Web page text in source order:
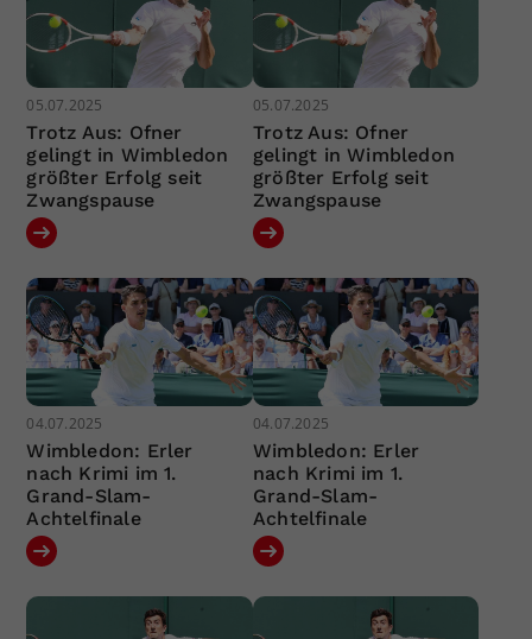
05.07.2025
Trotz Aus: Ofner
gelingt in Wimbledon
größter Erfolg seit
Zwangspause
05.07.2025
Trotz Aus: Ofner
gelingt in Wimbledon
größter Erfolg seit
Zwangspause
04.07.2025
Wimbledon: Erler
nach Krimi im 1.
Grand-Slam-
Achtelfinale
04.07.2025
Wimbledon: Erler
nach Krimi im 1.
Grand-Slam-
Achtelfinale